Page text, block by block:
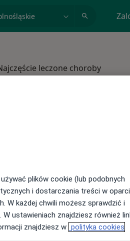
leczone choroby
Więcej (15)
Więcej w kategorii:
plików cookie (lub podobnych
i dostarczania treści w
W każdej chwili możesz sprawdzić i
ustawieniach znajdziesz również
znajdziesz w polityka cookies